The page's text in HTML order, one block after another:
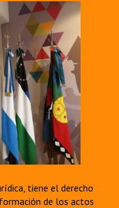
tiene el derecho
de los actos